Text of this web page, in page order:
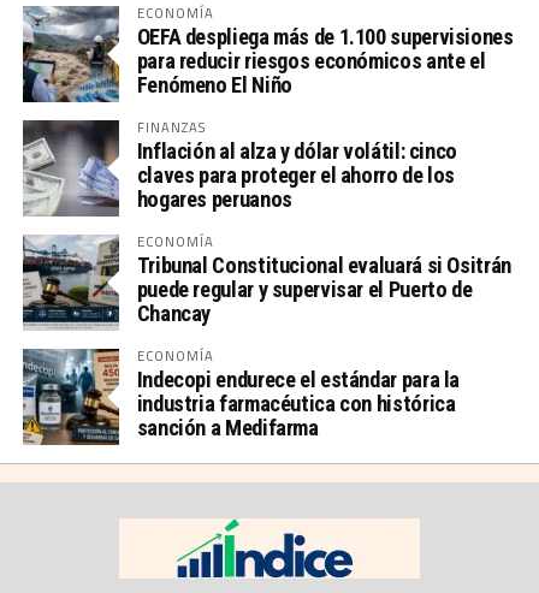
ECONOMÍA
OEFA despliega más de 1.100 supervisiones
para reducir riesgos económicos ante el
Fenómeno El Niño
FINANZAS
Inflación al alza y dólar volátil: cinco
claves para proteger el ahorro de los
hogares peruanos
ECONOMÍA
Tribunal Constitucional evaluará si Ositrán
puede regular y supervisar el Puerto de
Chancay
ECONOMÍA
Indecopi endurece el estándar para la
industria farmacéutica con histórica
sanción a Medifarma